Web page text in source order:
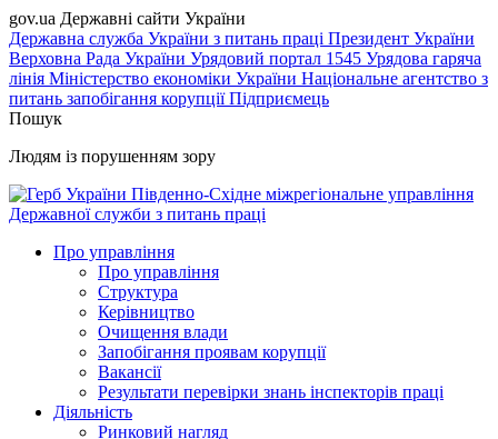
gov.ua Державні сайти України
Державна служба України з питань праці Президент України
Верховна Рада України Урядовий портал 1545 Урядова гаряча
лінія Міністерство економіки України Національне агентство з
питань запобігання корупціїПідприємець
Пошук
Людям із порушенням зору
Південно-Східне міжрегіональне управління
Державної служби з питань праці
Про управління
Про управління
Структура
Керівництво
Очищення влади
Запобігання проявам корупції
Вакансії
Результати перевірки знань інспекторів праці
Діяльність
Ринковий нагляд